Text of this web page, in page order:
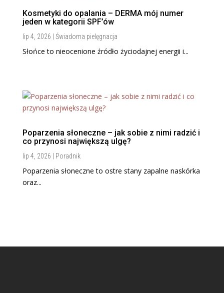
Kosmetyki do opalania – DERMA mój numer
jeden w kategorii SPF’ów
lip 4, 2026 Świadoma pielęgnacja
Słońce to nieocenione źródło życiodajnej energii i...
Poparzenia słoneczne – jak sobie z nimi radzić i
co przynosi największą ulgę?
lip 4, 2026 Poradnik
Poparzenia słoneczne to ostre stany zapalne naskórka
oraz...